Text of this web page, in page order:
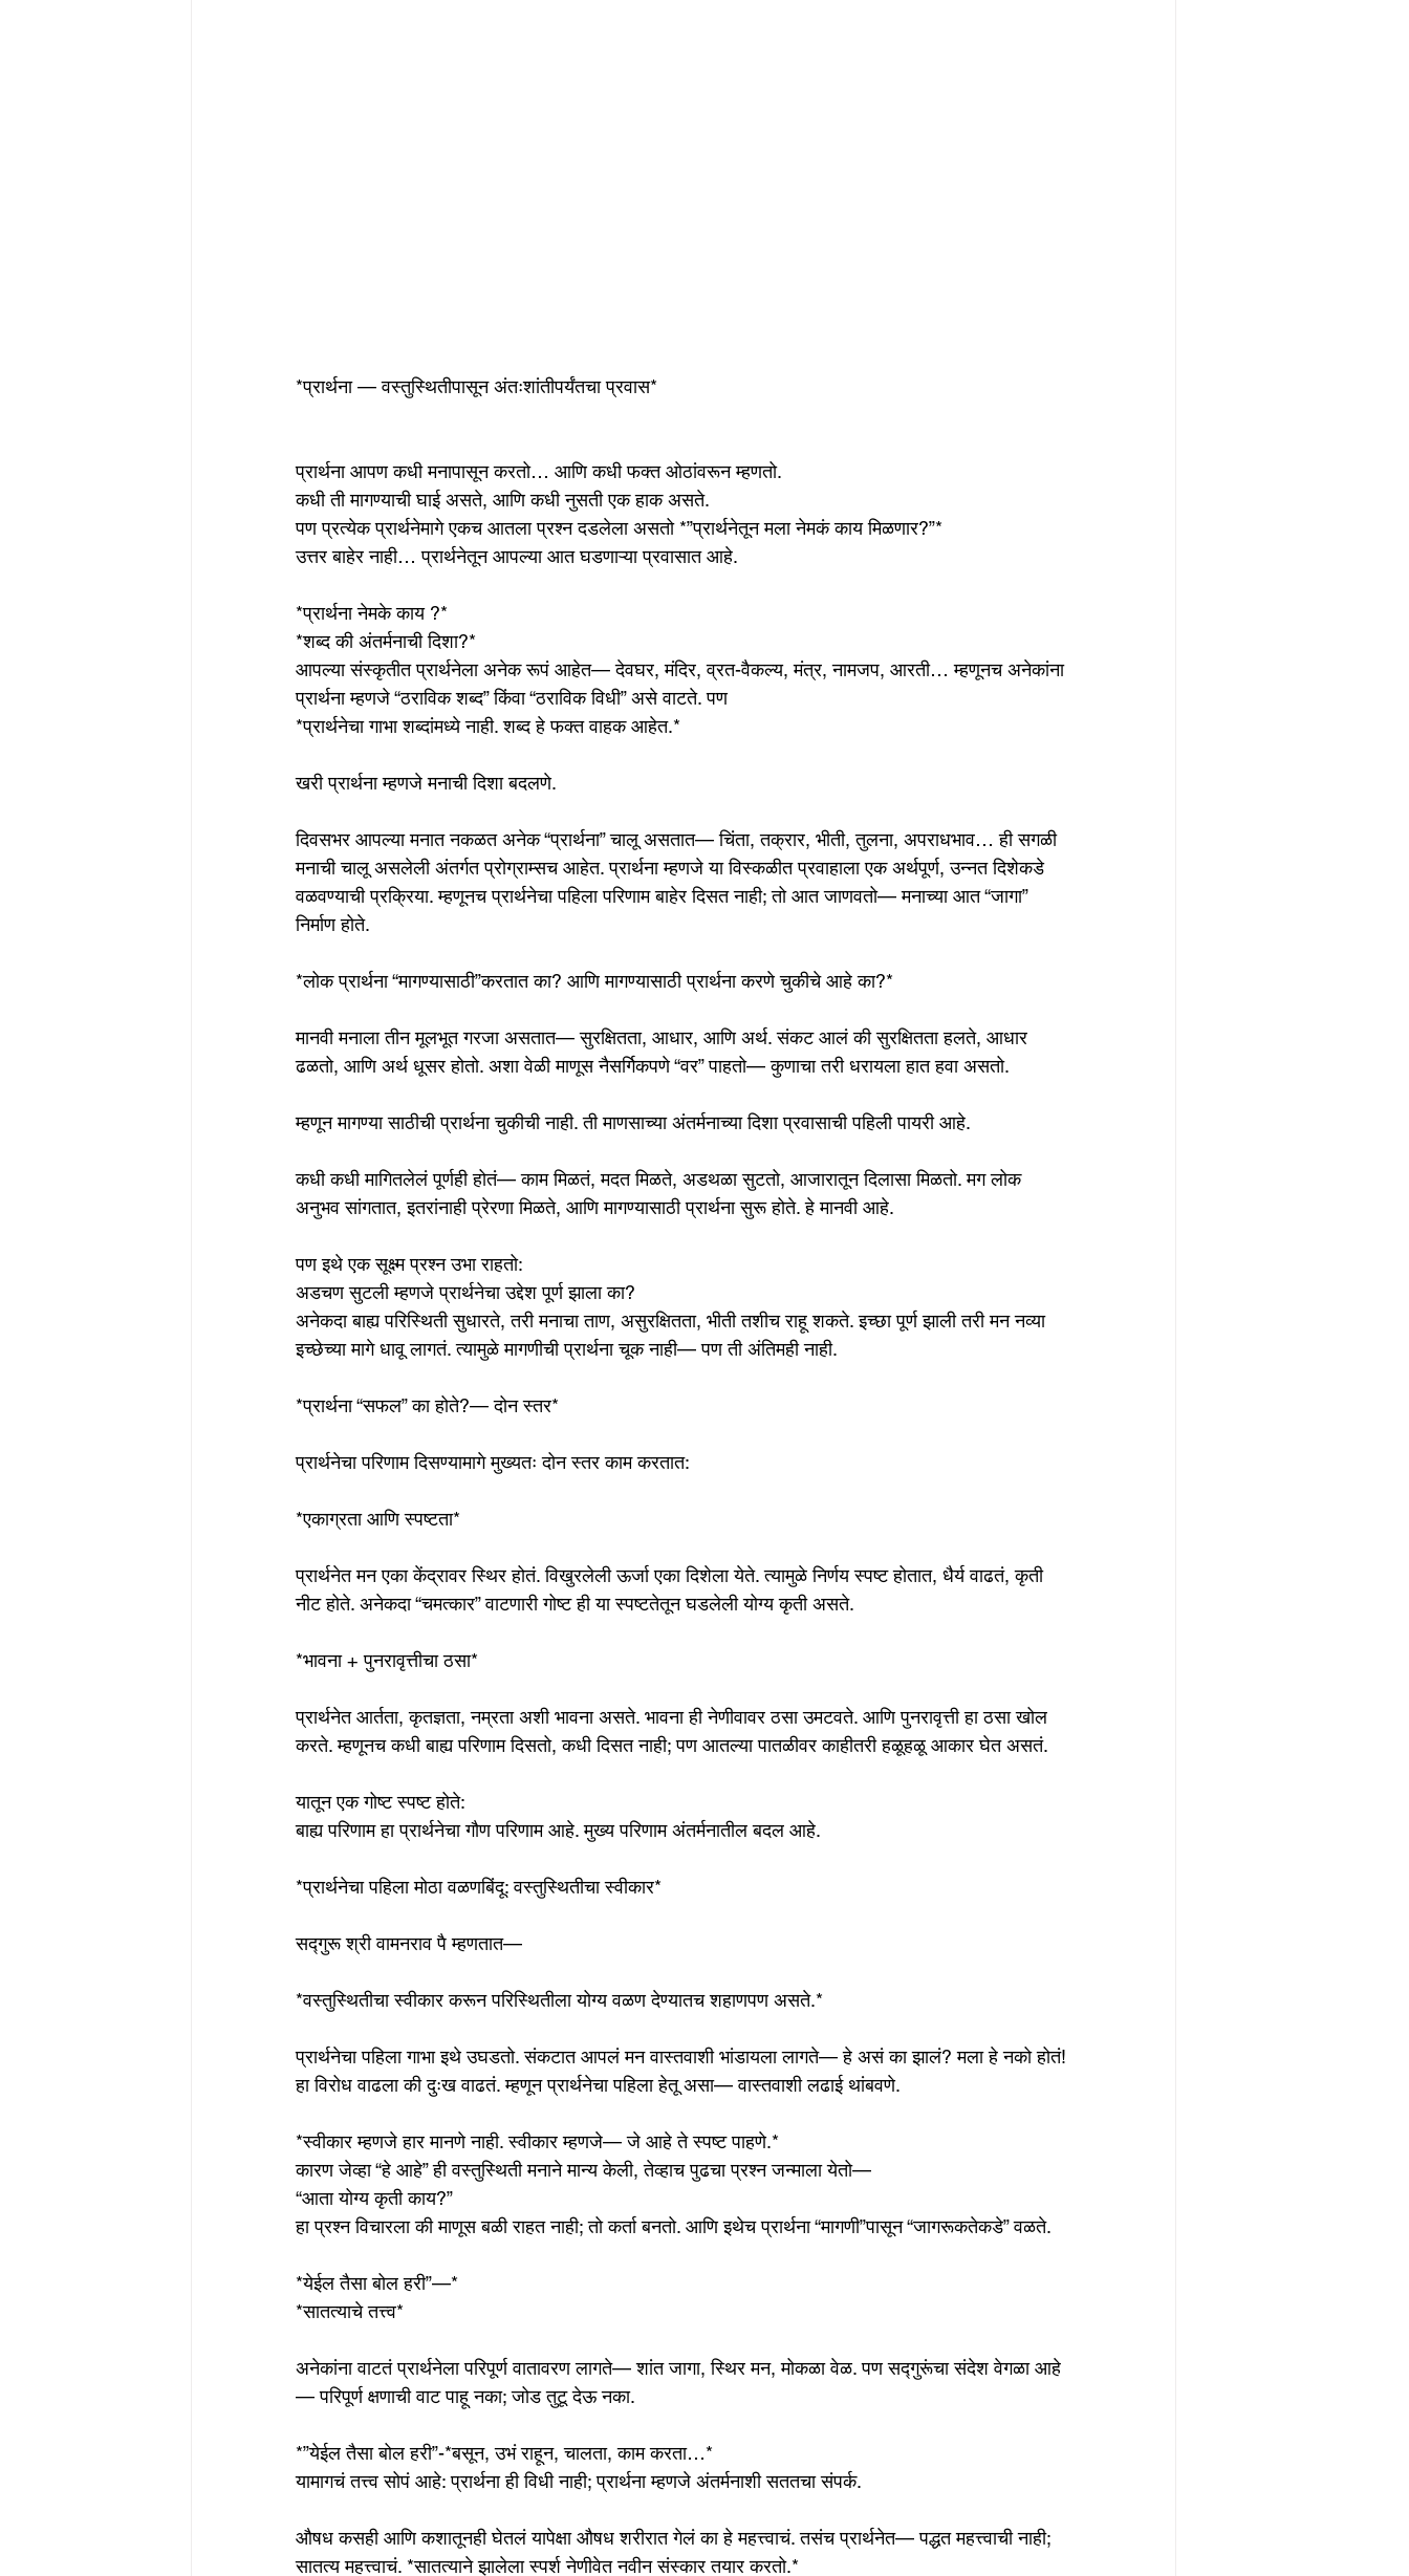
*प्रार्थना — वस्तुस्थितीपासून अंतःशांतीपर्यंतचा प्रवास*
प्रार्थना आपण कधी मनापासून करतो… आणि कधी फक्त ओठांवरून म्हणतो.
कधी ती मागण्याची घाई असते, आणि कधी नुसती एक हाक असते.
पण प्रत्येक प्रार्थनेमागे एकच आतला प्रश्न दडलेला असतो *”प्रार्थनेतून मला नेमकं काय मिळणार?”*
उत्तर बाहेर नाही… प्रार्थनेतून आपल्या आत घडणाऱ्या प्रवासात आहे.
*प्रार्थना नेमके काय ?*
*शब्द की अंतर्मनाची दिशा?*
आपल्या संस्कृतीत प्रार्थनेला अनेक रूपं आहेत— देवघर, मंदिर, व्रत-वैकल्य, मंत्र, नामजप, आरती… म्हणूनच अनेकांना
प्रार्थना म्हणजे “ठराविक शब्द” किंवा “ठराविक विधी” असे वाटते. पण
*प्रार्थनेचा गाभा शब्दांमध्ये नाही. शब्द हे फक्त वाहक आहेत.*
खरी प्रार्थना म्हणजे मनाची दिशा बदलणे.
दिवसभर आपल्या मनात नकळत अनेक “प्रार्थना” चालू असतात— चिंता, तक्रार, भीती, तुलना, अपराधभाव… ही सगळी
मनाची चालू असलेली अंतर्गत प्रोग्राम्सच आहेत. प्रार्थना म्हणजे या विस्कळीत प्रवाहाला एक अर्थपूर्ण, उन्नत दिशेकडे
वळवण्याची प्रक्रिया. म्हणूनच प्रार्थनेचा पहिला परिणाम बाहेर दिसत नाही; तो आत जाणवतो— मनाच्या आत “जागा”
निर्माण होते.
*लोक प्रार्थना “मागण्यासाठी”करतात का? आणि मागण्यासाठी प्रार्थना करणे चुकीचे आहे का?*
मानवी मनाला तीन मूलभूत गरजा असतात— सुरक्षितता, आधार, आणि अर्थ. संकट आलं की सुरक्षितता हलते, आधार
ढळतो, आणि अर्थ धूसर होतो. अशा वेळी माणूस नैसर्गिकपणे “वर” पाहतो— कुणाचा तरी धरायला हात हवा असतो.
म्हणून मागण्या साठीची प्रार्थना चुकीची नाही. ती माणसाच्या अंतर्मनाच्या दिशा प्रवासाची पहिली पायरी आहे.
कधी कधी मागितलेलं पूर्णही होतं— काम मिळतं, मदत मिळते, अडथळा सुटतो, आजारातून दिलासा मिळतो. मग लोक
अनुभव सांगतात, इतरांनाही प्रेरणा मिळते, आणि मागण्यासाठी प्रार्थना सुरू होते. हे मानवी आहे.
पण इथे एक सूक्ष्म प्रश्न उभा राहतो:
अडचण सुटली म्हणजे प्रार्थनेचा उद्देश पूर्ण झाला का?
अनेकदा बाह्य परिस्थिती सुधारते, तरी मनाचा ताण, असुरक्षितता, भीती तशीच राहू शकते. इच्छा पूर्ण झाली तरी मन नव्या
इच्छेच्या मागे धावू लागतं. त्यामुळे मागणीची प्रार्थना चूक नाही— पण ती अंतिमही नाही.
*प्रार्थना “सफल” का होते?— दोन स्तर*
प्रार्थनेचा परिणाम दिसण्यामागे मुख्यतः दोन स्तर काम करतात:
*एकाग्रता आणि स्पष्टता*
प्रार्थनेत मन एका केंद्रावर स्थिर होतं. विखुरलेली ऊर्जा एका दिशेला येते. त्यामुळे निर्णय स्पष्ट होतात, धैर्य वाढतं, कृती
नीट होते. अनेकदा “चमत्कार” वाटणारी गोष्ट ही या स्पष्टतेतून घडलेली योग्य कृती असते.
*भावना + पुनरावृत्तीचा ठसा*
प्रार्थनेत आर्तता, कृतज्ञता, नम्रता अशी भावना असते. भावना ही नेणीवावर ठसा उमटवते. आणि पुनरावृत्ती हा ठसा खोल
करते. म्हणूनच कधी बाह्य परिणाम दिसतो, कधी दिसत नाही; पण आतल्या पातळीवर काहीतरी हळूहळू आकार घेत असतं.
यातून एक गोष्ट स्पष्ट होते:
बाह्य परिणाम हा प्रार्थनेचा गौण परिणाम आहे. मुख्य परिणाम अंतर्मनातील बदल आहे.
*प्रार्थनेचा पहिला मोठा वळणबिंदू: वस्तुस्थितीचा स्वीकार*
सद्गुरू श्री वामनराव पै म्हणतात—
*वस्तुस्थितीचा स्वीकार करून परिस्थितीला योग्य वळण देण्यातच शहाणपण असते.*
प्रार्थनेचा पहिला गाभा इथे उघडतो. संकटात आपलं मन वास्तवाशी भांडायला लागते— हे असं का झालं? मला हे नको होतं!
हा विरोध वाढला की दुःख वाढतं. म्हणून प्रार्थनेचा पहिला हेतू असा— वास्तवाशी लढाई थांबवणे.
*स्वीकार म्हणजे हार मानणे नाही. स्वीकार म्हणजे— जे आहे ते स्पष्ट पाहणे.*
कारण जेव्हा “हे आहे” ही वस्तुस्थिती मनाने मान्य केली, तेव्हाच पुढचा प्रश्न जन्माला येतो—
“आता योग्य कृती काय?”
हा प्रश्न विचारला की माणूस बळी राहत नाही; तो कर्ता बनतो. आणि इथेच प्रार्थना “मागणी”पासून “जागरूकतेकडे” वळते.
*येईल तैसा बोल हरी”—*
*सातत्याचे तत्त्व*
अनेकांना वाटतं प्रार्थनेला परिपूर्ण वातावरण लागते— शांत जागा, स्थिर मन, मोकळा वेळ. पण सद्गुरूंचा संदेश वेगळा आहे
— परिपूर्ण क्षणाची वाट पाहू नका; जोड तुटू देऊ नका.
*”येईल तैसा बोल हरी”-*बसून, उभं राहून, चालता, काम करता…*
यामागचं तत्त्व सोपं आहे: प्रार्थना ही विधी नाही; प्रार्थना म्हणजे अंतर्मनाशी सततचा संपर्क.
औषध कसही आणि कशातूनही घेतलं यापेक्षा औषध शरीरात गेलं का हे महत्त्वाचं. तसंच प्रार्थनेत— पद्धत महत्त्वाची नाही;
सातत्य महत्त्वाचं. *सातत्याने झालेला स्पर्श नेणीवेत नवीन संस्कार तयार करतो.*